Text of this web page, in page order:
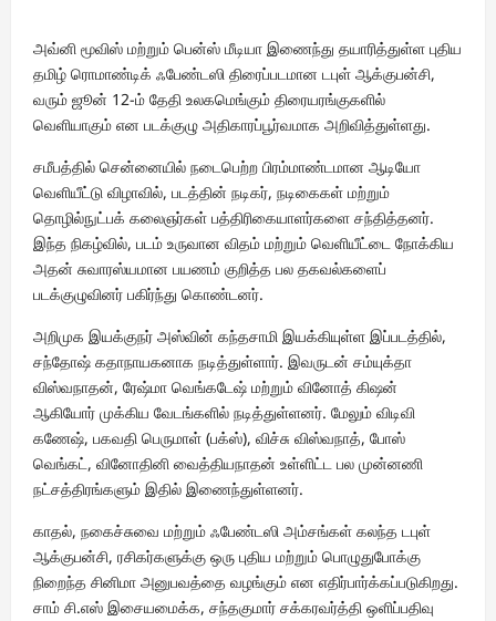
அவ்னி மூவிஸ் மற்றும் பென்ஸ் மீடியா இணைந்து தயாரித்துள்ள புதிய
தமிழ் ரொமாண்டிக் ஃபேண்டஸி திரைப்படமான டபுள் ஆக்குபன்சி,
வரும் ஜூன் 12-ம் தேதி உலகமெங்கும் திரையரங்குகளில்
வெளியாகும் என படக்குழு அதிகாரப்பூர்வமாக அறிவித்துள்ளது.
சமீபத்தில் சென்னையில் நடைபெற்ற பிரம்மாண்டமான ஆடியோ
வெளியீட்டு விழாவில், படத்தின் நடிகர், நடிகைகள் மற்றும்
தொழில்நுட்பக் கலைஞர்கள் பத்திரிகையாளர்களை சந்தித்தனர்.
இந்த நிகழ்வில், படம் உருவான விதம் மற்றும் வெளியீட்டை நோக்கிய
அதன் சுவாரஸ்யமான பயணம் குறித்த பல தகவல்களைப்
படக்குழுவினர் பகிர்ந்து கொண்டனர்.
அறிமுக இயக்குநர் அஸ்வின் கந்தசாமி இயக்கியுள்ள இப்படத்தில்,
சந்தோஷ் கதாநாயகனாக நடித்துள்ளார். இவருடன் சம்யுக்தா
விஸ்வநாதன், ரேஷ்மா வெங்கடேஷ் மற்றும் வினோத் கிஷன்
ஆகியோர் முக்கிய வேடங்களில் நடித்துள்ளனர். மேலும் விடிவி
கணேஷ், பகவதி பெருமாள் (பக்ஸ்), விச்சு விஸ்வநாத், போஸ்
வெங்கட், வினோதினி வைத்தியநாதன் உள்ளிட்ட பல முன்னணி
நட்சத்திரங்களும் இதில் இணைந்துள்ளனர்.
காதல், நகைச்சுவை மற்றும் ஃபேண்டஸி அம்சங்கள் கலந்த டபுள்
ஆக்குபன்சி, ரசிகர்களுக்கு ஒரு புதிய மற்றும் பொழுதுபோக்கு
நிறைந்த சினிமா அனுபவத்தை வழங்கும் என எதிர்பார்க்கப்படுகிறது.
சாம் சி.எஸ் இசையமைக்க, சந்தகுமார் சக்கரவர்த்தி ஒளிப்பதிவு